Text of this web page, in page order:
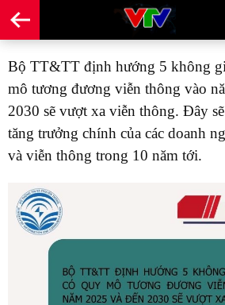
Bộ TT&TT định hướng 5 không
mô tương đương viễn thông vào
2030 sẽ vượt xa viễn thông. Đây
tăng trưởng chính của các doanh
và viễn thông trong 10 năm tới.